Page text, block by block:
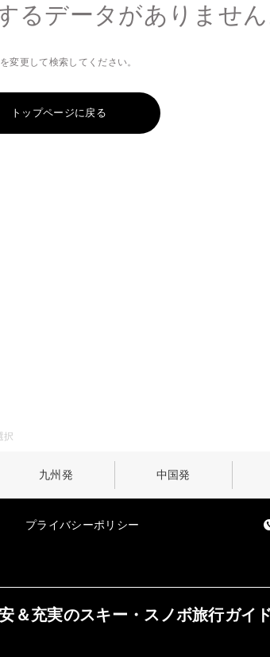
るデータがありません
変更して検索してください。
トップページに戻る
択
九州発 中国発
プライバシーポリシー
＆充実のスキー・スノボ旅行ガイ